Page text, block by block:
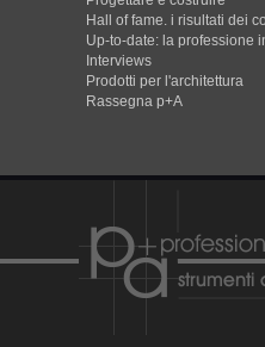
Hall of fame. i risultati dei
Up-to-date: la professione
Interviews
Prodotti per l'architettura
Rassegna p+A